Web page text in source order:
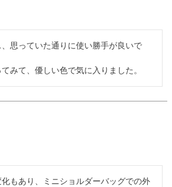
思っていた通りに使い勝手が良いで
もあり、ミニショルダーバッグでの外